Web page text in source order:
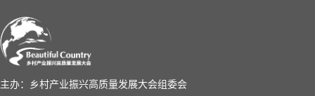
主办：乡村产业振兴高质量发展大会组委会